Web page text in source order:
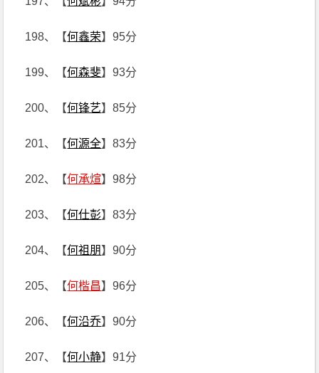
198、【何鑫荣】95分
199、【何森斐】93分
200、【何锋艺】85分
201、【何源全】83分
202、【何承煊】98分
203、【何仕彭】83分
204、【何祖朋】90分
205、【何楷昌】96分
206、【何沿乔】90分
207、【何小静】91分